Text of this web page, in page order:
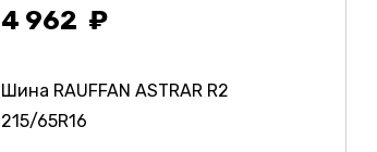
4 962
Шина RAUFFAN ASTRAR R2
215/65R16